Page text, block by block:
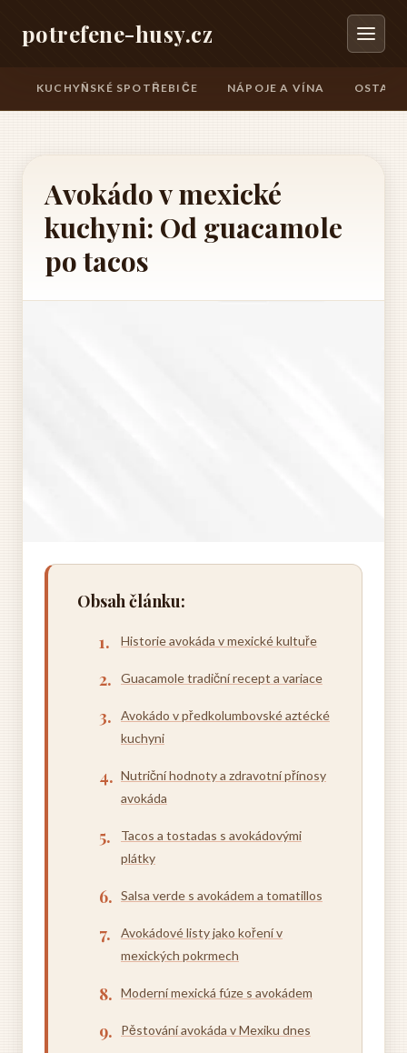
potrefene-husy.cz
KUCHYŇSKÉ SPOTŘEBIČE NÁPOJE A VÍNA
Avokádo v mexické
kuchyni: Od guacamole
po tacos
Obsah článku:
Historie avokáda v mexické kultuře
Guacamole tradiční recept a variace
Avokádo v předkolumbovské aztécké
kuchyni
Nutriční hodnoty a zdravotní přínosy
avokáda
Tacos a tostadas s avokádovými
plátky
Salsa verde s avokádem a tomatillos
Avokádové listy jako koření v
mexických pokrmech
Moderní mexická fúze s avokádem
Pěstování avokáda v Mexiku dnes